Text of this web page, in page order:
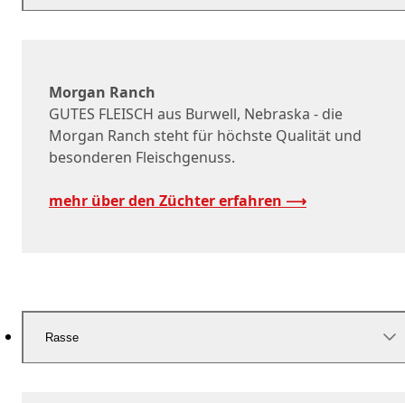
Morgan Ranch
GUTES FLEISCH aus Burwell, Nebraska - die
Morgan Ranch steht für höchste Qualität und
besonderen Fleischgenuss.
mehr über den Züchter erfahren ⟶
Rasse